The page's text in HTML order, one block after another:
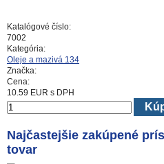
Katalógové číslo:
7002
Kategória:
Oleje a mazivá 134
Značka:
Cena:
10.59 EUR s DPH
Najčastejšie zakúpené
tovar